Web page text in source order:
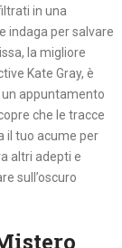
in una
indaga per salvare
la migliore
Kate Gray, è
appuntamento
che le tracce
il tuo acume per
altri adepti e
sull’oscuro